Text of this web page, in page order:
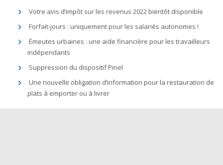
Votre avis d’impôt sur les revenus 2022 bientôt disponible
Forfait-jours : uniquement pour les salariés autonomes !
Émeutes urbaines : une aide financière pour les travailleurs
indépendants
Suppression du dispositif Pinel
Une nouvelle obligation d’information pour la restauration de
plats à emporter ou à livrer